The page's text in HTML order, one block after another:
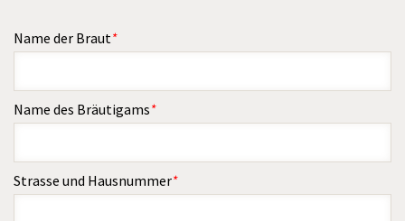
Name der Braut*
Name des Bräutigams*
Strasse und Hausnummer*